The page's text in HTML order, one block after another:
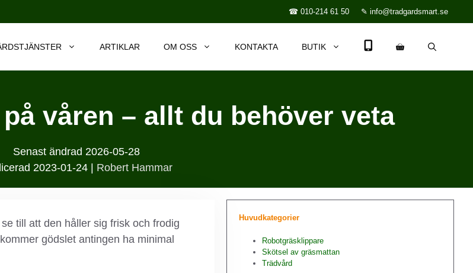
☎ 010-214 61 50 ✎ info@tradgardsmart.se
ARTIKLAR OM OSS KONTAKTA BUTIK
våren – allt du behöver veta
Senast ändrad 2026-05-28
2023-01-24 Robert Hammar
till att den håller sig frisk och frodig
gödslet antingen ha minimal
Huvudkategorier
Robotgräsklippare
Skötsel av gräsmattan
Trädvård